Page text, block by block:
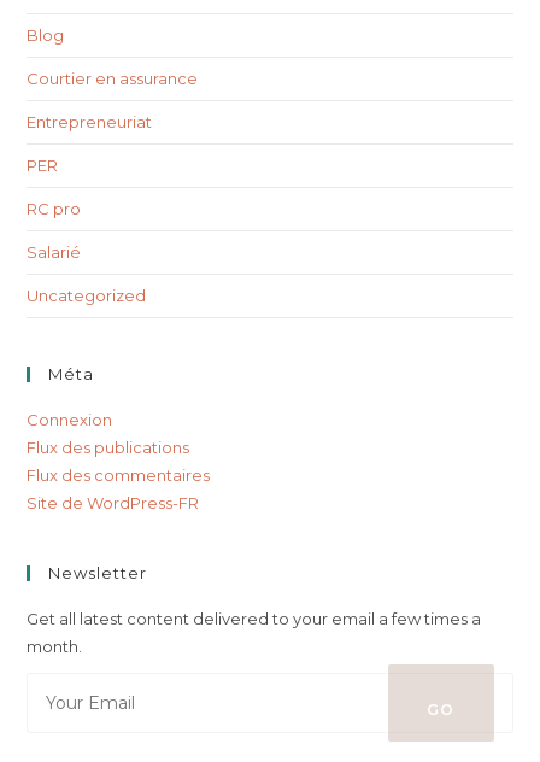
Blog
Courtier en assurance
Entrepreneuriat
PER
RC pro
Salarié
Uncategorized
Méta
Connexion
Flux des publications
Flux des commentaires
Site de WordPress-FR
Newsletter
Get all latest content delivered to your email a few times a
month.
GO